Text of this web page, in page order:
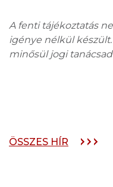
A fenti tájékoztatás
igénye nélkül
minősül jogi
ÖSSZES HÍR